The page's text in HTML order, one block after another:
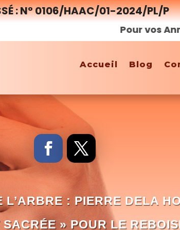
: N° 0106/HAAC/01-2024/PL/P
Pour vos
Accueil Blog
: PIERRE DELA
» POUR LE